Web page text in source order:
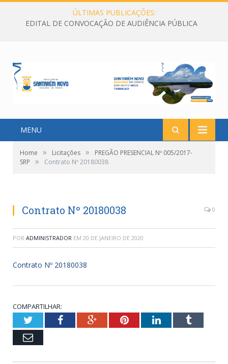
ÚLTIMAS PUBLICAÇÕES:
EDITAL DE CONVOCAÇÃO DE AUDIÊNCIA PÚBLICA
MENU
Home » Licitações »
PREGÃO PRESENCIAL Nº 005/2017-
SRP
» Contrato Nº 20180038
Contrato Nº 20180038 0
POR ADMINISTRADOR EM 20 DE JANEIRO DE 2020
Contrato Nº 20180038
COMPARTILHAR:
TwitterFacebookGoogle+PinterestLinkedInTumblr
Email